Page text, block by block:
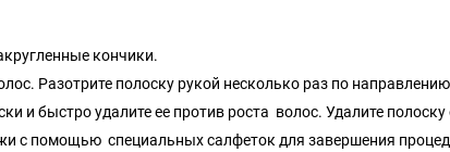
кончики.
Разотрите полоску рукой несколько раз по
и быстро удалите ее против роста волос. Удалите
с помощью специальных салфеток для завершения